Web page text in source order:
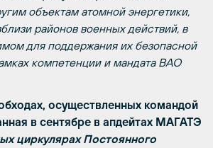
объектам атомной энергетики,
районов военных действий, в
для поддержания их безопасной
компетенции и мандата ВАО
осуществленных командой
в сентябре в апдейтах МАГАТЭ
циркулярах Постоянного